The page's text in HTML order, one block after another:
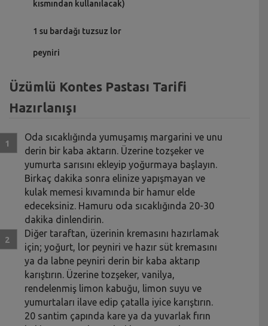
kısmından kullanılacak)
1 su bardağı tuzsuz lor
peyniri
Üzümlü Kontes Pastası Tarifi
Hazırlanışı
Oda sıcaklığında yumuşamış margarini ve unu
derin bir kaba aktarın. Üzerine tozşeker ve
yumurta sarısını ekleyip yoğurmaya başlayın.
Birkaç dakika sonra elinize yapışmayan ve
kulak memesi kıvamında bir hamur elde
edeceksiniz. Hamuru oda sıcaklığında 20-30
dakika dinlendirin.
Diğer taraftan, üzerinin kremasını hazırlamak
için; yoğurt, lor peyniri ve hazır süt kremasını
ya da labne peyniri derin bir kaba aktarıp
karıştırın. Üzerine tozşeker, vanilya,
rendelenmiş limon kabuğu, limon suyu ve
yumurtaları ilave edip çatalla iyice karıştırın.
20 santim çapında kare ya da yuvarlak fırın